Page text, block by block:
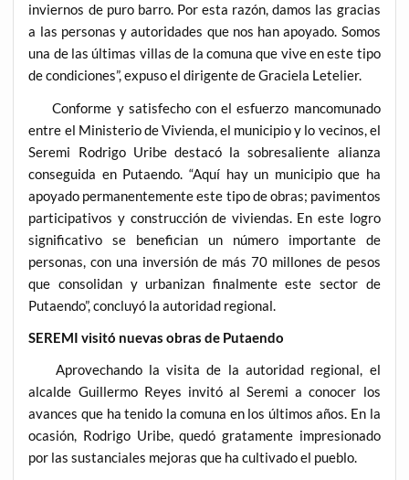
inviernos de puro barro. Por esta razón, damos las gracias
a las personas y autoridades que nos han apoyado. Somos
una de las últimas villas de la comuna que vive en este tipo
de condiciones”, expuso el dirigente de Graciela Letelier.
Conforme y satisfecho con el esfuerzo mancomunado
entre el Ministerio de Vivienda, el municipio y lo vecinos, el
Seremi Rodrigo Uribe destacó la sobresaliente alianza
conseguida en Putaendo. “Aquí hay un municipio que ha
apoyado permanentemente este tipo de obras; pavimentos
participativos y construcción de viviendas. En este logro
significativo se benefician un número importante de
personas, con una inversión de más 70 millones de pesos
que consolidan y urbanizan finalmente este sector de
Putaendo”, concluyó la autoridad regional.
SEREMI visitó nuevas obras de Putaendo
Aprovechando la visita de la autoridad regional, el
alcalde Guillermo Reyes invitó al Seremi a conocer los
avances que ha tenido la comuna en los últimos años. En la
ocasión, Rodrigo Uribe, quedó gratamente impresionado
por las sustanciales mejoras que ha cultivado el pueblo.